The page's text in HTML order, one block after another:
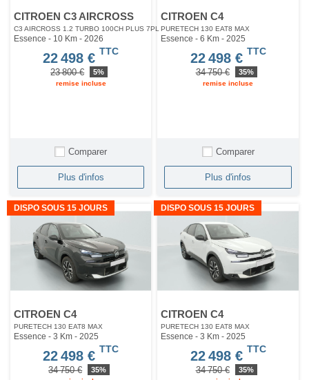
CITROEN C3 AIRCROSS
C3 AIRCROSS 1.2 TURBO 100CH PLUS 7PL
Essence - 10 Km - 2026
22 498 € TTC
23 800 € 5%
remise incluse
Comparer
Plus d'infos
CITROEN C4
PURETECH 130 EAT8 MAX
Essence - 6 Km- 2025
22 498 € TTC
34 750 € 35%
remise incluse
Comparer
Plus d'infos
DISPO SOUS 15 JOURS
CITROEN C4
PURETECH 130 EAT8 MAX
Essence - 3 Km - 2025
22 498 € TTC
34 750 € 35%
DISPO SOUS 15 JOURS
CITROEN C4
PURETECH 130 EAT8 MAX
Essence - 3 Km- 2025
22 498 € TTC
34 750 € 35%